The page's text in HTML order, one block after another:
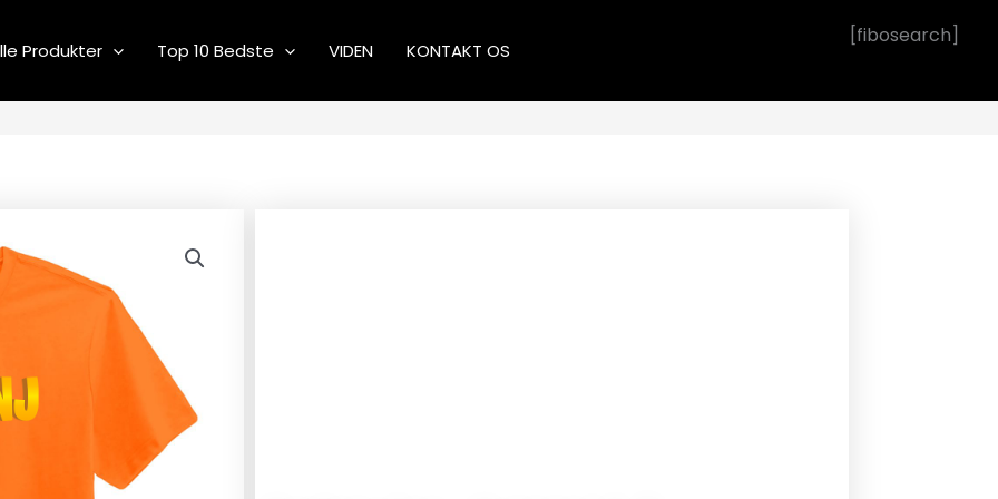
Produkter Top 10 Bedste VIDEN KONTAKT OS
[fibosearch]